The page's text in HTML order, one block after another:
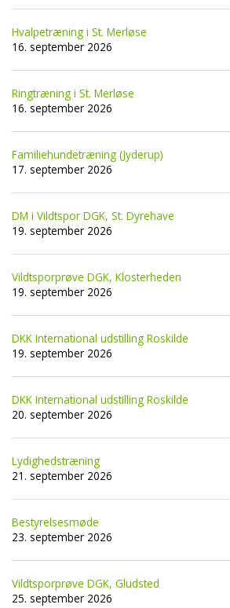
Hvalpetræning i St. Merløse
16. september 2026
Ringtræning i St. Merløse
16. september 2026
Familiehundetræning (Jyderup)
17. september 2026
DM i Vildtspor DGK, St. Dyrehave
19. september 2026
Vildtsporprøve DGK, Klosterheden
19. september 2026
DKK International udstilling Roskilde
19. september 2026
DKK International udstilling Roskilde
20. september 2026
Lydighedstræning
21. september 2026
Bestyrelsesmøde
23. september 2026
Vildtsporprøve DGK, Gludsted
25. september 2026